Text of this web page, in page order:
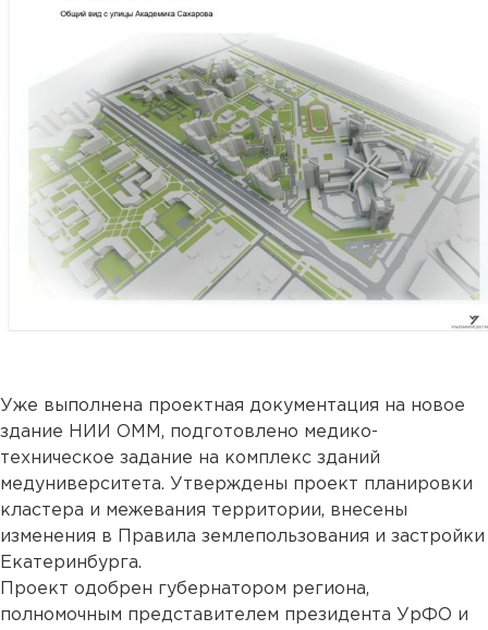
Уже выполнена проектная документация на новое
здание НИИ ОММ, подготовлено медико-
техническое задание на комплекс зданий
медуниверситета. Утверждены проект планировки
кластера и межевания территории, внесены
изменения в Правила землепользования и застройки
Екатеринбурга.
Проект одобрен губернатором региона,
полномочным представителем президента УрФО и